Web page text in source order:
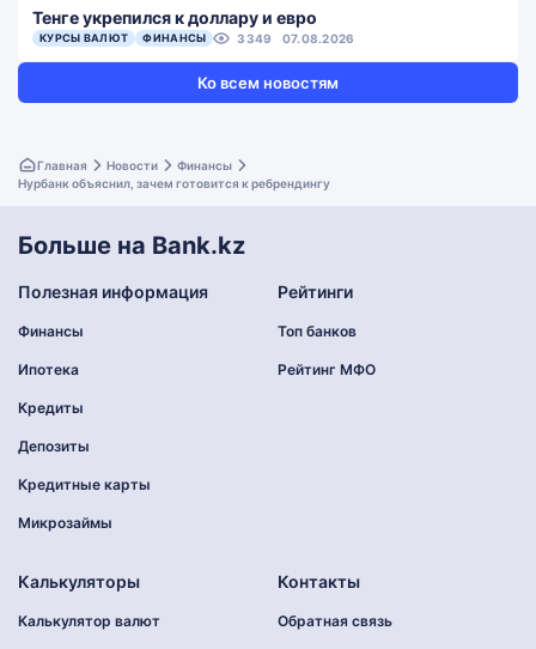
Тенге укрепился к доллару и евро
КУРСЫ ВАЛЮТ ФИНАНСЫ 3349 07.08.2026
Ко всем новостям
Главная Новости
Финансы
Нурбанк объяснил, зачем готовится к ребрендингу
Больше на Bank.kz
Полезная информация
Финансы
Ипотека
Кредиты
Депозиты
Кредитные карты
Микрозаймы
Рейтинги
Топ банков
Рейтинг МФО
Калькуляторы
Калькулятор валют
Контакты
Обратная связь